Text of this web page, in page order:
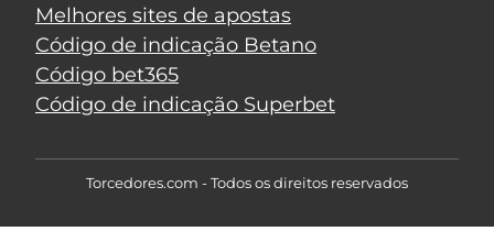
Melhores sites de apostas
Código de indicação Betano
Código bet365
Código de indicação Superbet
Torcedores.com - Todos os direitos reservados